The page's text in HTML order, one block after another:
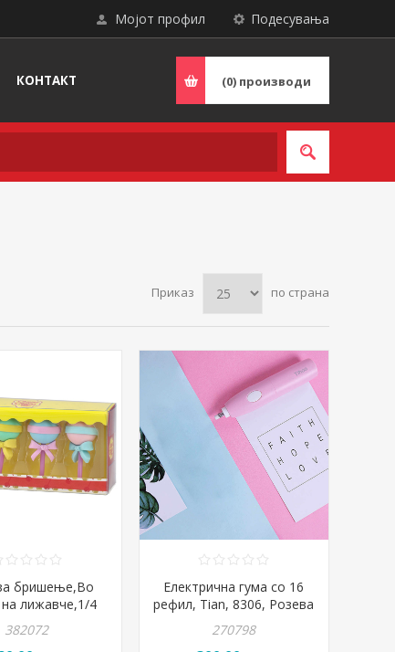
Подесувања
Мојот профил
КОНТАКТ (0) производи
Приказ по страна
бришење,Во
лижавче,1/4
Statovac,
buy, 342132
382072
Електрична гума со 16
рефил, Tian, 8306, Розева
270798